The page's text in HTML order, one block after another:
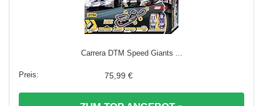
Carrera DTM Speed Giants ...
75,99 €